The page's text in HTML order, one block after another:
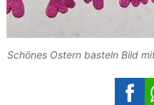
Schönes Ostern basteln Bild